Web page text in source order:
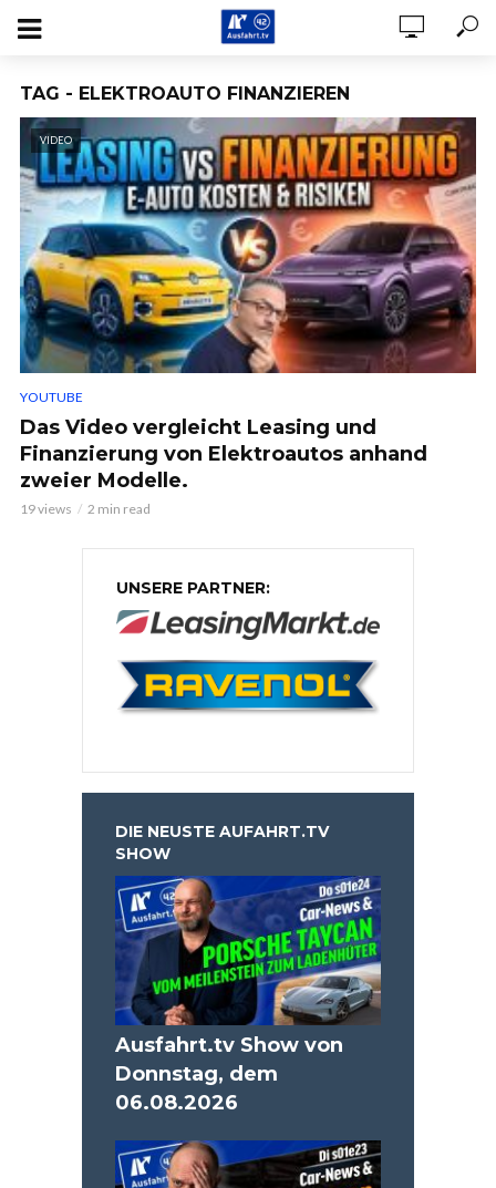
TAG - ELEKTROAUTO FINANZIEREN
VIDEO
YOUTUBE
Das Video vergleicht Leasing und
Finanzierung von Elektroautos anhand
zweier Modelle.
19 views 2 min read
UNSERE PARTNER:
DIE NEUSTE AUFAHRT.TV
SHOW
Ausfahrt.tv Show von
Donnstag, dem
06.08.2026